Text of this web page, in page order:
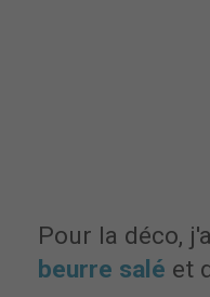
Pour la déco,
beurre salé et